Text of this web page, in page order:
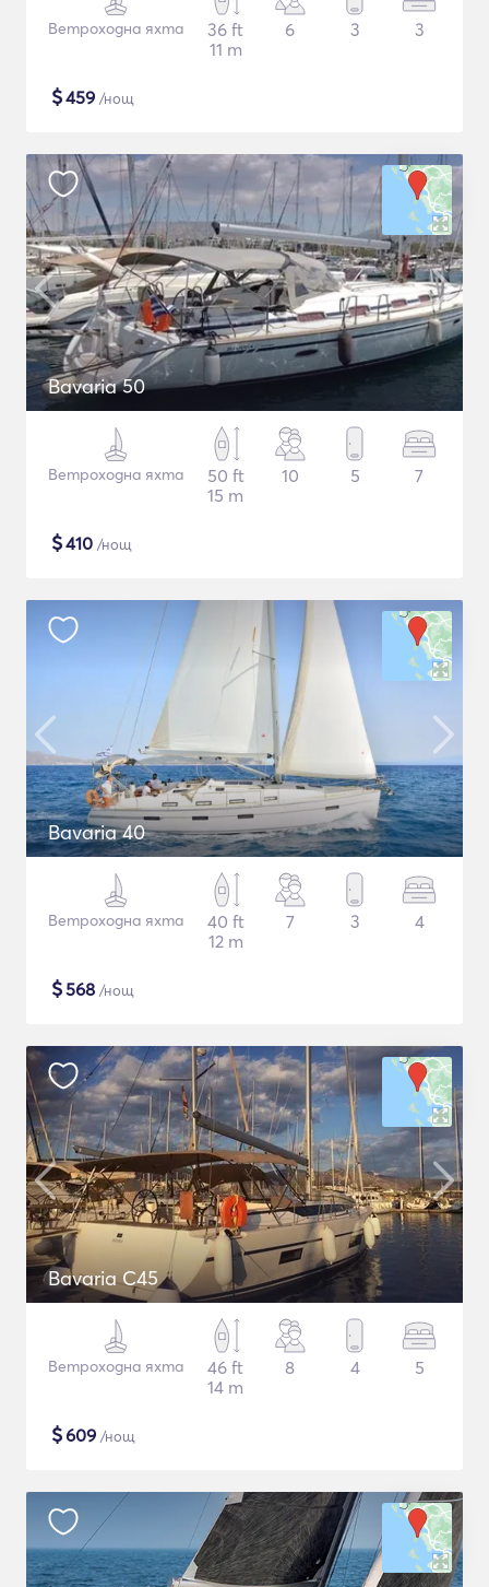
Ветроходна яхта
36 ft
11 m
6 3 3
$459 /нощ
Bavaria 50
Ветроходна яхта
50 ft
15 m
10 5 7
$410 /нощ
Bavaria 40
Ветроходна яхта
40 ft
12 m
7 3 4
$568 /нощ
Bavaria C45
Ветроходна яхта
46 ft
14 m
8 4 5
$609 /нощ